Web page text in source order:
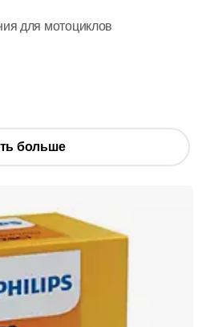
для мотоциклов
больше